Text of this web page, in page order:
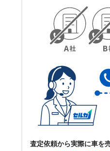
査定依頼から実際に車を